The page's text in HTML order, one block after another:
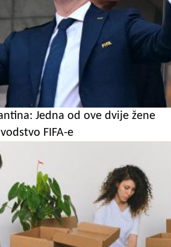
Jedna od ove dvije žene
FIFA-e